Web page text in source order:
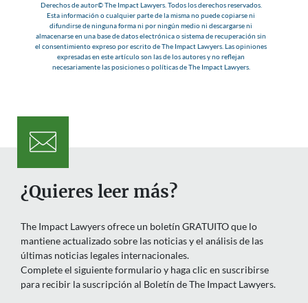
Derechos de autor© The Impact Lawyers. Todos los derechos reservados.
Esta información o cualquier parte de la misma no puede copiarse ni
difundirse de ninguna forma ni por ningún medio ni descargarse ni
almacenarse en una base de datos electrónica o sistema de recuperación sin
el consentimiento expreso por escrito de The Impact Lawyers. Las opiniones
expresadas en este artículo son las de los autores y no reflejan
necesariamente las posiciones o políticas de The Impact Lawyers.
¿Quieres leer más?
The Impact Lawyers ofrece un boletín GRATUITO que lo
mantiene actualizado sobre las noticias y el análisis de las
últimas noticias legales internacionales.
Complete el siguiente formulario y haga clic en suscribirse
para recibir la suscripción al Boletín de The Impact Lawyers.